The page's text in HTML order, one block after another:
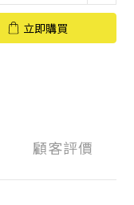
立即購買
顧客評價